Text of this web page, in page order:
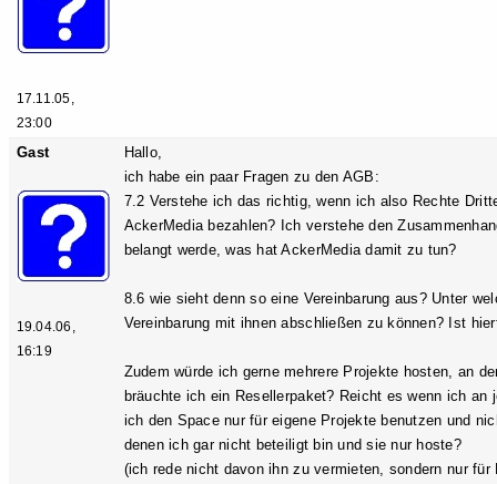
17.11.05,
23:00
Gast
19.04.06,
16:19
Hallo,
ich habe ein paar Fragen zu den AGB:
7.2 Verstehe ich das richtig, wenn ich also Rechte
AckerMedia bezahlen? Ich verstehe den
belangt werde, was hat AckerMedia damit zu tun?
8.6 wie sieht denn so eine Vereinbarung aus? Unter
Vereinbarung mit ihnen abschließen zu können? Ist
Zudem würde ich gerne mehrere Projekte hosten, an
bräuchte ich ein Resellerpaket? Reicht es wenn ich
ich den Space nur für eigene Projekte benutzen und
denen ich gar nicht beteiligt bin und sie nur hoste?
(ich rede nicht davon ihn zu vermieten, sondern nur